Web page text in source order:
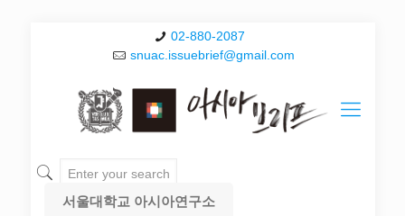
02-880-2087
snuac.issuebrief@gmail.com
서울대학교 아시아연구소